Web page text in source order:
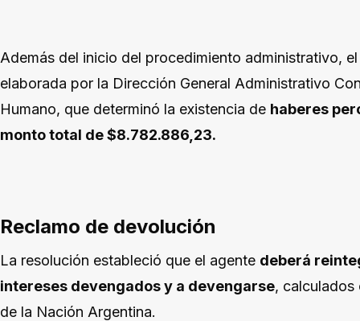
Además del inicio del procedimiento administrativo,
elaborada por la Dirección General Administrativo
Humano, que determinó la existencia de haberes
monto total de $8.782.886,23.
Reclamo de devolución
La resolución estableció que el agente deberá
intereses devengados y a devengarse, calculados
de la Nación Argentina.